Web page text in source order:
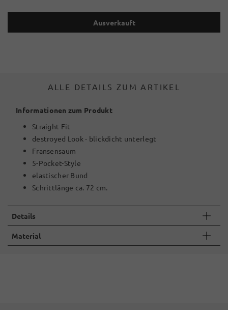
Ausverkauft
ALLE DETAILS ZUM ARTIKEL
Informationen zum Produkt
Straight Fit
destroyed Look - blickdicht unterlegt
Fransensaum
5-Pocket-Style
elastischer Bund
Schrittlänge ca. 72 cm.
Details
Material